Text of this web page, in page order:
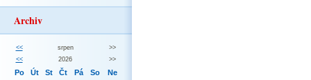
Archiv
<< srpen
>>
<<
2026 >>
Po Út St Čt Pá So Ne